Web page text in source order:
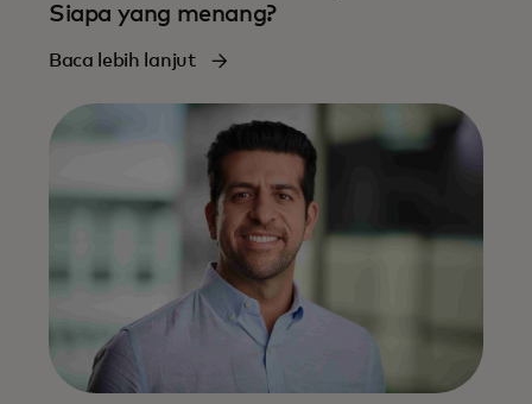
Siapa yang menang?
Baca lebih lanjut